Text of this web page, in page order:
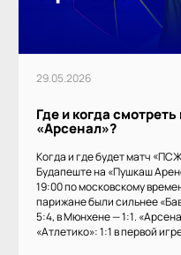
29.05.2026
Где и когда
«Арсенал»?
Когда и где будет матч
Будапеште на «Пушкаш
19:00 по московскому
парижане были сильнее
5:4, в Мюнхене — 1:1.
«Атлетико»: 1:1 в первой